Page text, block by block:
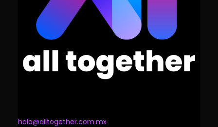
hola@alltogether.com.mx